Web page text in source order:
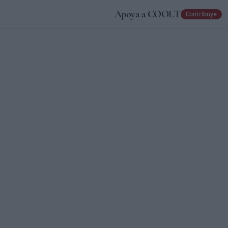
Apoya a COOLT Contribuye